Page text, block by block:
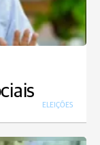
ELEIÇÕES